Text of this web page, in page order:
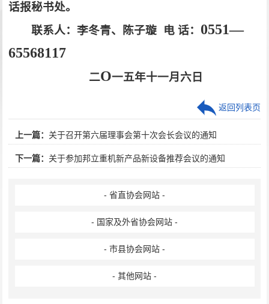
话报秘书处。
联系人：李冬青、陈子璇
电 话： 0551—
65568117
二O一五年十一月六日
上一篇： 关于召开第六届理事会第十次会长会议的通知
下一篇： 关于参加邦立重机新产品新设备推荐会议的通知
返回列表页
- 省直协会网站 -
- 国家及外省协会网站 -
- 市县协会网站 -
- 其他网站 -